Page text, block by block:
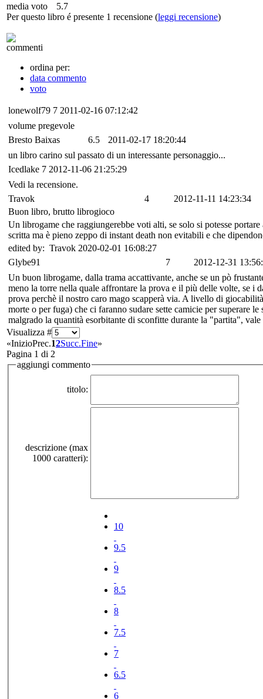
media voto
5.7
Per questo libro é presente 1 recensione (leggi recensione)
commenti
ordina per:
data commento
voto
lonewolf79 7 2011-02-16 07:12:42
volume pregevole
Bresto Baixas
6.5
2011-02-17 18:20:44
un libro carino sul passato di un interessante personaggio...
Icedlake 7 2012-11-06 21:25:29
Vedi la recensione.
Travok
4
2012-11-11 14:23:34
Buon libro, brutto librogioco
Un librogame che raggiungerebbe voti alti, se solo si potesse
scritta ma è pieno zeppo di instant death non evitabili e che
edited by: Travok 2020-02-01 16:08:27
Glybe91
7
2012-12-31
Un buon librogame, dalla trama accattivante, anche se un pò
meno la torre nella quale affrontare la prova e il più delle volte, se i
prova perchè il nostro caro mago scapperà via. A livello di
morte o per fuga) che ci faranno sudare sette camicie per superare
malgrado la quantità esorbitante di sconfitte durante la "partita",
Visualizza #
«InizioPrec.12Succ.Fine»
Pagina 1 di 2
aggiungi commento
titolo:
descrizione (max
1000 caratteri):
10
9.5
9
8.5
8
7.5
7
6.5
6